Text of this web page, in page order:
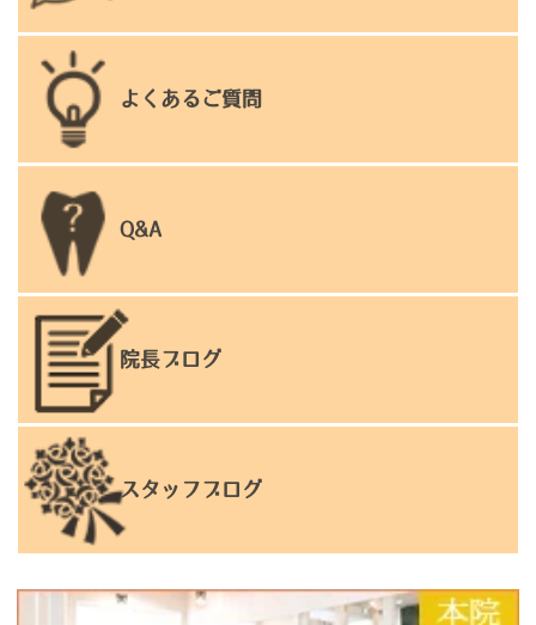
よくあるご質問
Q&A
院長ブログ
スタッフブログ